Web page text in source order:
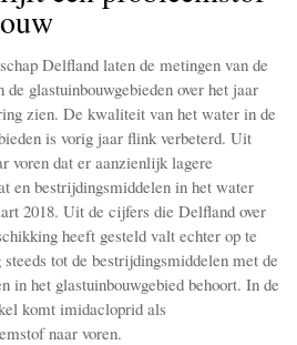
Delfland laten de metingen van de
glastuinbouwgebieden over het jaar
zien. De kwaliteit van het water in de
is vorig jaar flink verbeterd. Uit
voren dat er aanzienlijk lagere
en bestrijdingsmiddelen in het water
2018. Uit de cijfers die Delfland over
heeft gesteld valt echter op te
tot de bestrijdingsmiddelen met de
in het glastuinbouwgebied behoort. In de
komt imidacloprid als
naar voren.